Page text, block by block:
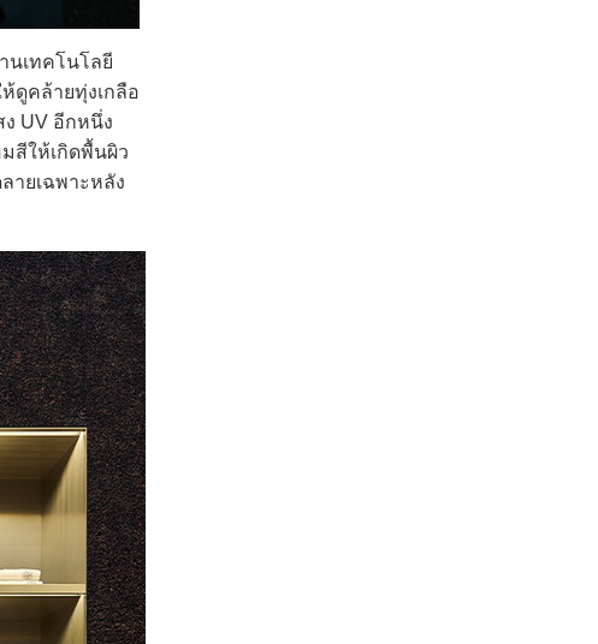
นเทคโนโลยี
ดูคล้ายทุ่งเกลือ
UV อีกหนึ่ง
สีให้เกิดพื้นผิว
ายเฉพาะหลัง